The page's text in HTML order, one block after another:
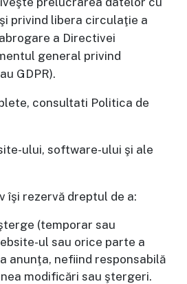
privind libera circulaţie a
a Directivei
general privind
GDPR).
consultati Politica de
ului, software-ului şi ale
îşi rezervă dreptul de a:
(temporar sau
ul sau orice parte a
anunţa, nefiind responsabilă
modificări sau ştergeri.